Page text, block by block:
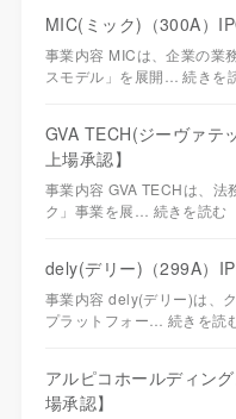
MIC(ミック)（300A）
事業内容 MICは、企業の業
スモデル」を展開…続きを
GVA TECH(ジーヴァテ
上場承認】
事業内容 GVA TECHは、法
ク」事業を展… 続きを読む
dely(デリー)（299A）
事業内容 dely(デリー)は、
プラットフォー… 続きを読
アルピコホールディン
場承認】